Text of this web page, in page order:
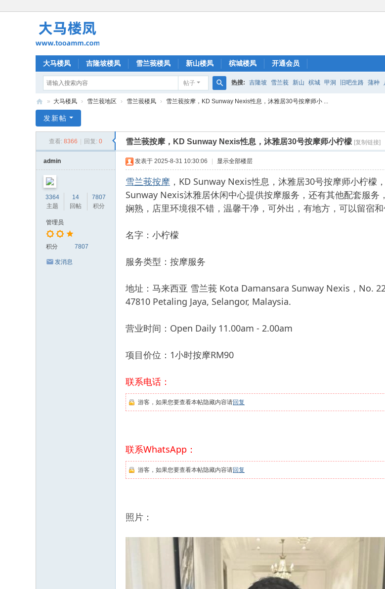
大马楼凤 吉隆坡楼凤 雪兰莪楼凤 新山楼凤 槟城楼凤 开通会员
帖子 热搜: 吉隆坡 雪兰莪 新山 槟城 甲洞 旧吧生路 蒲种
马
» 大马楼凤 › 雪兰莪地区 › 雪兰莪楼凤 › 雪兰莪按摩，KD Sunway Nexis性息，沐雅居30号按摩师小 ...
发新帖
查看: 8366 回复: 0 雪兰莪按摩，KD Sunway Nexis性息，沐雅居30号按摩师小柠檬 [复制链接]
admin
3364
主题
14
回帖
7807
积分
管理员
积分 7807
发消息
发表于 2025-8-31 10:30:06 显示全部楼层
雪兰莪按摩 ，KD Sunway Nexis性息，沐雅居30号按摩师小柠
Sunway Nexis沐雅居休闲中心提供按摩服务，还有其他配套服
娴熟，店里环境很不错，温馨干净，可外出，有地方，可以留宿
名字：小柠檬
服务类型：按摩服务
地址：马来西亚 雪兰莪 Kota Damansara Sunway Nexis，No.
47810 Petaling Jaya, Selangor, Malaysia.
营业时间：Open Daily 11.00am - 2.00am
项目价位：1小时按摩RM90
联系电话：
游客，如果您要查看本帖隐藏内容请回复
联系WhatsApp：
游客，如果您要查看本帖隐藏内容请回复
照片：